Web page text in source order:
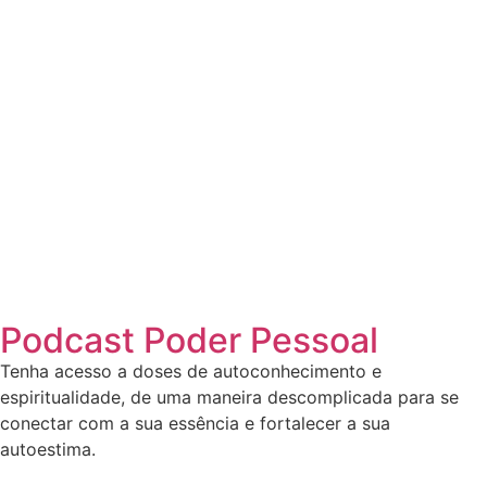
Podcast Poder Pessoal
Tenha acesso a doses de autoconhecimento e
espiritualidade, de uma maneira descomplicada para se
conectar com a sua essência e fortalecer a sua
autoestima.